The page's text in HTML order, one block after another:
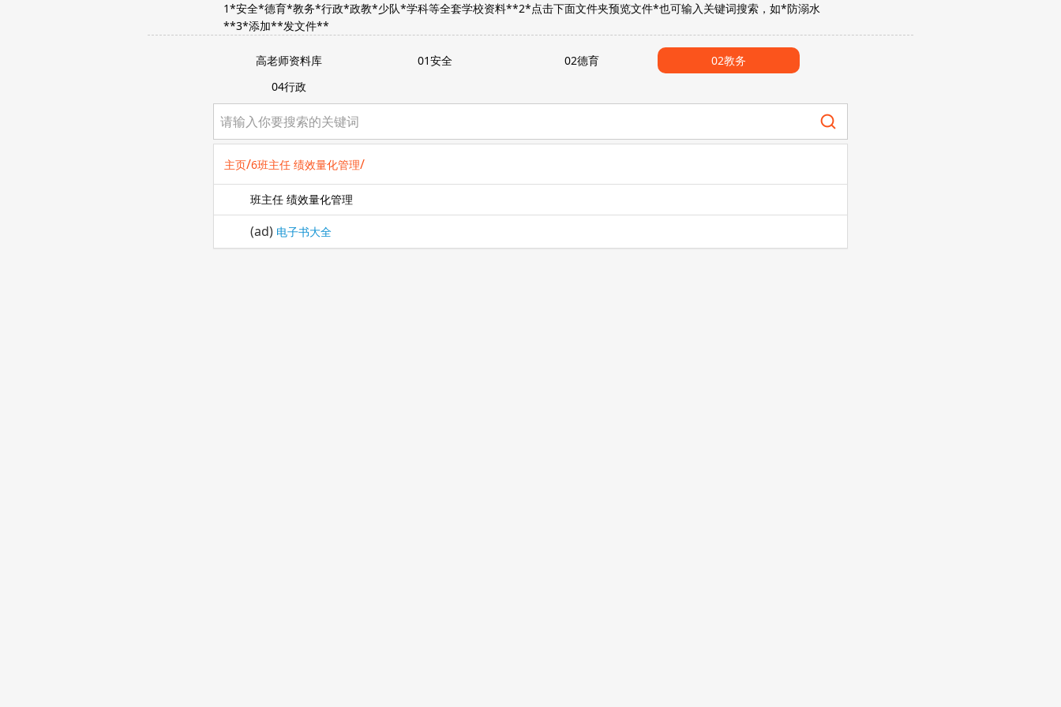
1*安全*德育*教务*行政*政教*少队*学科等全套学校资料**2*点击下面文件夹预览文件*也可输入关键词搜索，如*防溺水
**3*添加**发文件**
高老师资料库 01安全 02德育
02教务
04行政
主页/6班主任 绩效量化管理/
班主任 绩效量化管理
(ad) 电子书大全